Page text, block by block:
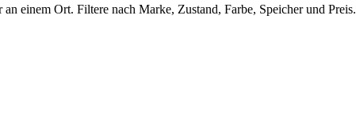
einem Ort. Filtere nach Marke, Zustand, Farbe, Speicher und Preis.